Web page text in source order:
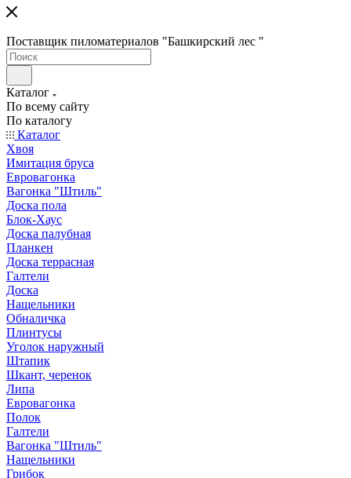
Поставщик пиломатериалов "Башкирский лес "
Каталог
По всему сайту
По каталогу
Каталог
Хвоя
Имитация бруса
Евровагонка
Вагонка "Штиль"
Доска пола
Блок-Хаус
Доска палубная
Планкен
Доска террасная
Галтели
Доска
Нащельники
Обналичка
Плинтусы
Уголок наружный
Штапик
Шкант, черенок
Липа
Евровагонка
Полок
Галтели
Вагонка "Штиль"
Нащельники
Грибок